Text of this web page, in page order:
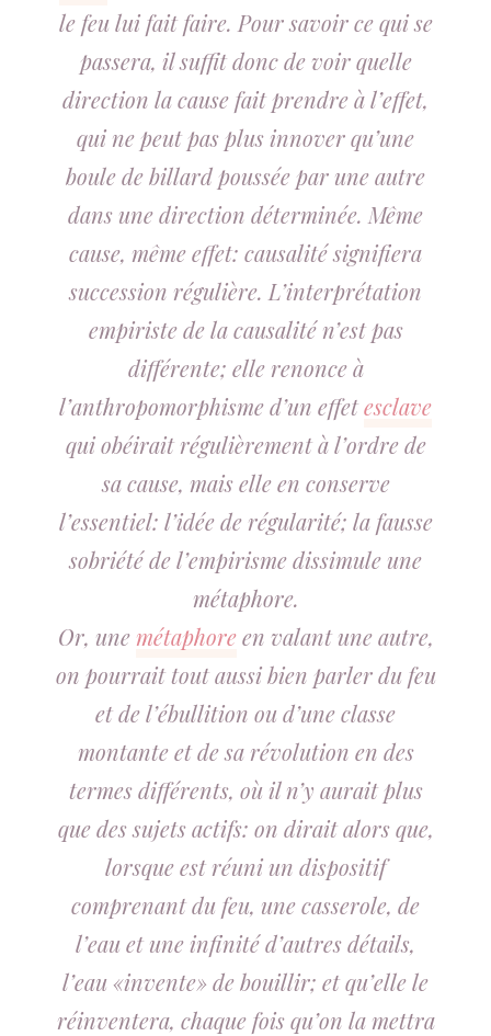
le feu lui fait faire. Pour savoir ce qui se
passera, il suffit donc de voir quelle
direction la cause fait prendre à l’effet,
qui ne peut pas plus innover qu’une
boule de billard poussée par une autre
dans une direction déterminée. Même
cause, même effet: causalité signifiera
succession régulière. L’interprétation
empiriste de la causalité n’est pas
différente; elle renonce à
l’anthropomorphisme d’un effetesclave
qui obéirait régulièrement à l’ordre de
sa cause, mais elle en conserve
l’essentiel: l’idée de régularité; la fausse
sobriété de l’empirisme dissimule une
métaphore.
Or, une métaphoreen valant une autre,
on pourrait tout aussi bien parler du feu
et de l’ébullition ou d’une classe
montante et de sa révolution en des
termes différents, où il n’y aurait plus
que des sujets actifs: on dirait alors que,
lorsque est réuni un dispositif
comprenant du feu, une casserole, de
l’eau et une infinité d’autres détails,
l’eau «invente» de bouillir; et qu’elle le
réinventera, chaque fois qu’on la mettra